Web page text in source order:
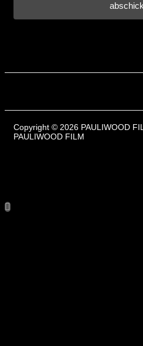
Copyright © 2026 PAULIWOOD
PAULIWOOD FILM